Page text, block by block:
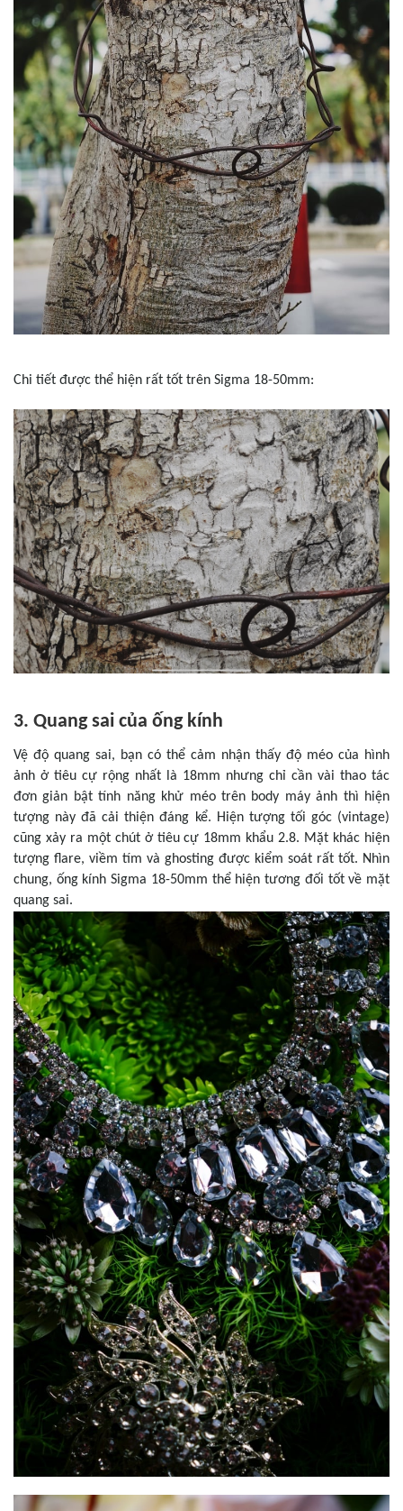
Chi tiết được thể hiện rất tốt trên Sigma 18-50mm:
3. Quang sai của ống kính
Vệ độ quang sai, bạn có thể cảm nhận thấy độ méo của hình
ảnh ở tiêu cự rộng nhất là 18mm nhưng chỉ cần vài thao tác
đơn giản bật tính năng khử méo trên body máy ảnh thì hiện
tượng này đã cải thiện đáng kể. Hiện tượng tối góc (vintage)
cũng xảy ra một chút ở tiêu cự 18mm khẩu 2.8. Mặt khác hiện
tượng flare, viềm tím và ghosting được kiểm soát rất tốt. Nhìn
chung, ống kính Sigma 18-50mm thể hiện tương đối tốt về mặt
quang sai.